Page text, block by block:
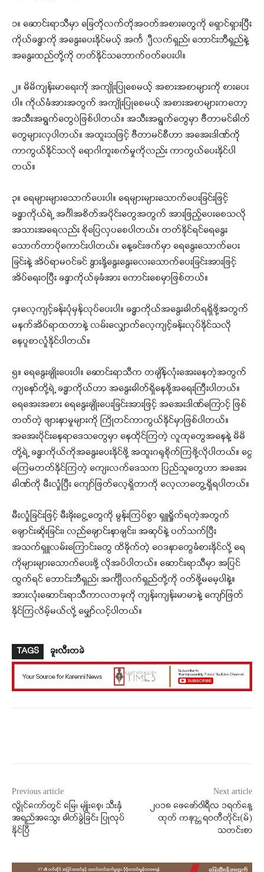
၁။ ဆောင်းရာသီမှာ ခြေတိုလက်တိုအဝတ်အစားတွေကို ရှောင်ရှားပြီး
ကိုယ်ခန္ဓာကို အနွေးပေးနိုင်မယ့် အင်္က ျီလက်ရှည်၊ ဘောင်းဘီရှည်နဲ့
အနွေးထည်တို့ကို တတ်နိုင်သဘောက်ဝတ်ပေးပါ။
၂။ မိမိကျန်းမာရေးကို အကျိုးပြုစေမယ့် အစားအစာများကို စားပေး
ပါ။ ကိုယ်ခံအားအတွက် အကျိုးပြုစေမယ့် အစားအစာများကတော့
အသီးအရွက်တွေပဲဖြစ်ပါတယ်။ အသီးအရွက်တွေမှာ ဗီတာမင်ဓါတ်
တွေများလှပါတယ်။ အထူးသဖြင့် ဗီတာမင်စီဟာ အအေးဒါဏ်ကို
ကာကွယ်နိုင်သလို ရောဂါကူးစက်မှုကိုလည်း ကာကွယ်ပေးနိုင်ပါ
တယ်။
၃။ ရေများများသောက်ပေးပါ။ ရေများများသောက်ပေးခြင်းဖြင့်
ခန္ဓာကိုယ်ရဲ့ အင်္ဂါအစိတ်အပိုင်းတွေအတွက် အားဖြည့်ပေးစေသလို
အသားအရေလည်း စိုပြေလှပစေပါတယ်။ တတ်နိုင်ရင်ရေနွေး
သောက်တာပိုကောင်းပါတယ်။ နေ့ခင်းဖက်မှာ ရေနွေးသောက်ပေး
ခြင်းနဲ့ အိပ်ရာမဝင်ခင် နွားနို့နွေးနွေးလေးသောက်ပေးခြင်းအားဖြင့်
အိပ်ရေးဝပြီး ခန္ဒာကိုယ်ခုခံအား ကောင်းစေမှာဖြစ်တယ်။
၄။လေ့ကျင့်ခန်းပုံမှန်လုပ်ပေးပါ။ ခန္ဓာကိုယ်အနွေးဓါတ်ရရှိဖို့အတွက်
မနက်အိပ်ရာထတာနဲ့ လမ်းလျှောက်လေ့ကျင့်ခန်းလုပ်နိုင်သလို
နေပူစာလှုံနိုင်ပါတယ်။
၅။ ရေနွေးချိုးပေးပါ။ ဆောင်းရာသီက တချိန်လုံးအေးနေတဲ့အတွက်
ကျနော်တို့ရဲ့ ခန္ဓာကိုယ်ဟာ အနွေးဓါတ်ရှိနေဖို့အရေးကြီးပါတယ်။
ရေအေးအစား ရေနွေးချိုးပေးခြင်းအားဖြင့် အအေးဒါဏ်ကြောင့် ဖြစ်
တတ်တဲ့ ဖျားနာမှုများကို ကြိုတင်ကာကွယ်နိုင်မှာဖြစ်ပါတယ်။
အအေးပိုင်းနေရာဒေသတွေမှာ နေထိုင်ကြတဲ့ လူထုတွေအနေနဲ့ မိမိ
တို့ရဲ့ ခန္ဓာကိုယ်ကိုအနွေးပေးနိုင်ဖို့ အထူးဂရုစိုက်ကြဖို့လိုပါတယ်။ ငွေ
ကြေမတတ်နိုင်ကြတဲ့ ကျေးလက်ဒေသက ပြည်သူတွေဟာ အအေး
ဓါဏ်ကို မီးလှုံပြီး ကျော်ဖြတ်လေ့ရှိတာကို လေ့လာတွေ့ရှိရပါတယ်။
မီးလှုံခြင်းဖြင့် မီးခိုးငွေ့တွေကို မွန်းကြပ်စွာ ရှူရှိုက်ရတဲ့အတွက်
ချောင်းဆိုးခြင်း၊ လည်ချောင်းနာချင်း၊ အဆုပ်နဲ့ ပတ်သက်ပြီး
အသက်ရှူလမ်းကြောင်းတွေ ထိခိုက်တဲ့ ဝေဒနာတွေခံစားနိုင်လို့ ရေ
ကိုများများသောက်ပေးဖို့ လိုအပ်ပါတယ်။ ဆောင်းရာသီမှာ အပြင်
ထွက်ရင် ဘောင်းဘီရှည်၊ အင်္ကျီလက်ရှည်တို့ကို ဝတ်ဖို့မမေ့ပါနဲ့။
အားလုံးဆောင်းရာသီကာလတခုကို ကျန်းကျန်းမာမာနဲ့ ကျော်ဖြတ်
နိုင်ကြလိမ့်မယ်လို့ မျှော်လင့်ပါတယ်။
TAGS ခူးလီးတခဲ
Previous article
လွိုင်ကော်တွင် မြေ၊ မျိုးစေ့၊ သီးနှံ
အရည်အသွေး ဓါတ်ခွဲခြင်း ပြုလုပ်
နိုင်ပြီ
Next article
၂၀၁၈ ဖေဖော်ဝါရီလ ၁ရက်နေ့
ထုတ် ကနာ္တရဝတီတိုင်း(မ်)
သတင်းစာ